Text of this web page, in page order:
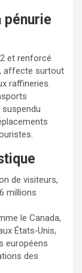
pénurie
et renforcé
affecte surtout
raffineries.
de visiteurs,
millions
le Canada,
États‑Unis,
européens
des